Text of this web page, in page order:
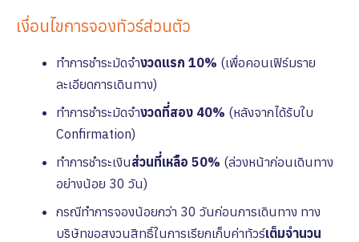
เงื่อนไขการจองทัวร์ส่วนตัว
ทำการชำระมัดจำงวดแรก 10% (เพื่อคอนเฟิร์มราย
ละเอียดการเดินทาง)
ทำการชำระมัดจำงวดที่สอง 40% (หลังจากได้รับใบ
Confirmation)
ทำการชำระเงินส่วนที่เหลือ 50% (ล่วงหน้าก่อนเดินทาง
อย่างน้อย 30 วัน)
กรณีทำการจองน้อยกว่า 30 วันก่อนการเดินทาง ทาง
บริษัทขอสงวนสิทธิ์ในการเรียกเก็บค่าทัวร์เต็มจํานวน